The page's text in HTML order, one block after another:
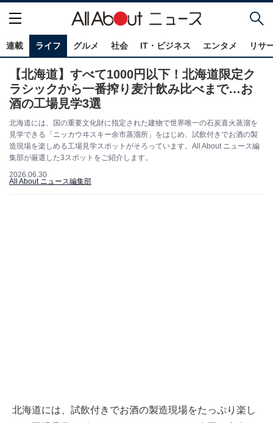
連載 ライフ グルメ 社会 IT・ビジネス エンタメ リサ
【北海道】すべて1000円以下！北海道限定ク
ラシックから一番搾り麦汁飲み比べまで…お
酒の工場見学3選
北海道には、国の重要文化財に指定された建物で世界唯一の石炭直火蒸溜を
見学できる「ニッカウヰスキー余市蒸溜所」をはじめ、試飲付きでお酒の製
造現場を楽しめる工場見学スポットがそろっています。All About ニュース編
集部が厳選した3スポットをご紹介します。
2026.06.30
All About ニュース編集部
北海道には、試飲付きでお酒の製造現場をたっぷり楽し